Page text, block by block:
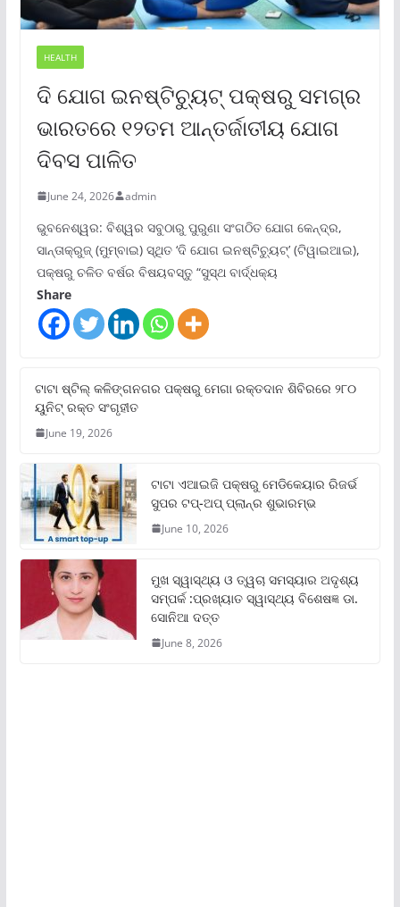
HEALTH
ଦି ଯୋଗ ଇନଷ୍ଟିଚ୍ୟୁଟ୍ ପକ୍ଷରୁ ସମଗ୍ର
ଭାରତରେ ୧୨ତମ ଆନ୍ତର୍ଜାତୀୟ ଯୋଗ
ଦିବସ ପାଳିତ
June 24, 2026 admin
ଭୁବନେଶ୍ୱର: ବିଶ୍ୱର ସବୁଠାରୁ ପୁରୁଣା ସଂଗଠିତ ଯୋଗ କେନ୍ଦ୍ର,
ସାନ୍ତାକ୍ରୁଜ୍ (ମୁମ୍ବାଇ) ସ୍ଥିତ ‘ଦି ଯୋଗ ଇନଷ୍ଟିଚ୍ୟୁଟ୍‌’ (ଟିୱାଇଆଇ),
ପକ୍ଷରୁ ଚଳିତ ବର୍ଷର ବିଷୟବସ୍ତୁ “ସୁସ୍ଥ ବାର୍ଦ୍ଧକ୍ୟ
Share
ଟାଟା ଷ୍ଟିଲ୍‌ କଳିଙ୍ଗନଗର ପକ୍ଷରୁ ମେଗା ରକ୍ତଦାନ ଶିବିରରେ ୨୮୦
ୟୁନିଟ୍‌ ରକ୍ତ ସଂଗୃହୀତ
June 19, 2026
ଟାଟା ଏଆଇଜି ପକ୍ଷରୁ ମେଡିକେୟାର ରିଜର୍ଭ
ସୁପର ଟପ୍‌-ଅପ୍ ପ୍ଲାନ୍‌ର ଶୁଭାରମ୍ଭ
June 10, 2026
ମୁଖ ସ୍ୱାସ୍ଥ୍ୟ ଓ ତ୍ୱଚା ସମସ୍ୟାର ଅଦୃଶ୍ୟ
ସମ୍ପର୍କ :ପ୍ରଖ୍ୟାତ ସ୍ୱାସ୍ଥ୍ୟ ବିଶେଷଜ୍ଞ ଡା.
ସୋନିଆ ଦତ୍ତ
June 8, 2026